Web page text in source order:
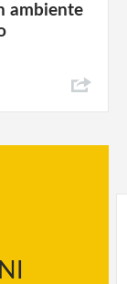
ambiente